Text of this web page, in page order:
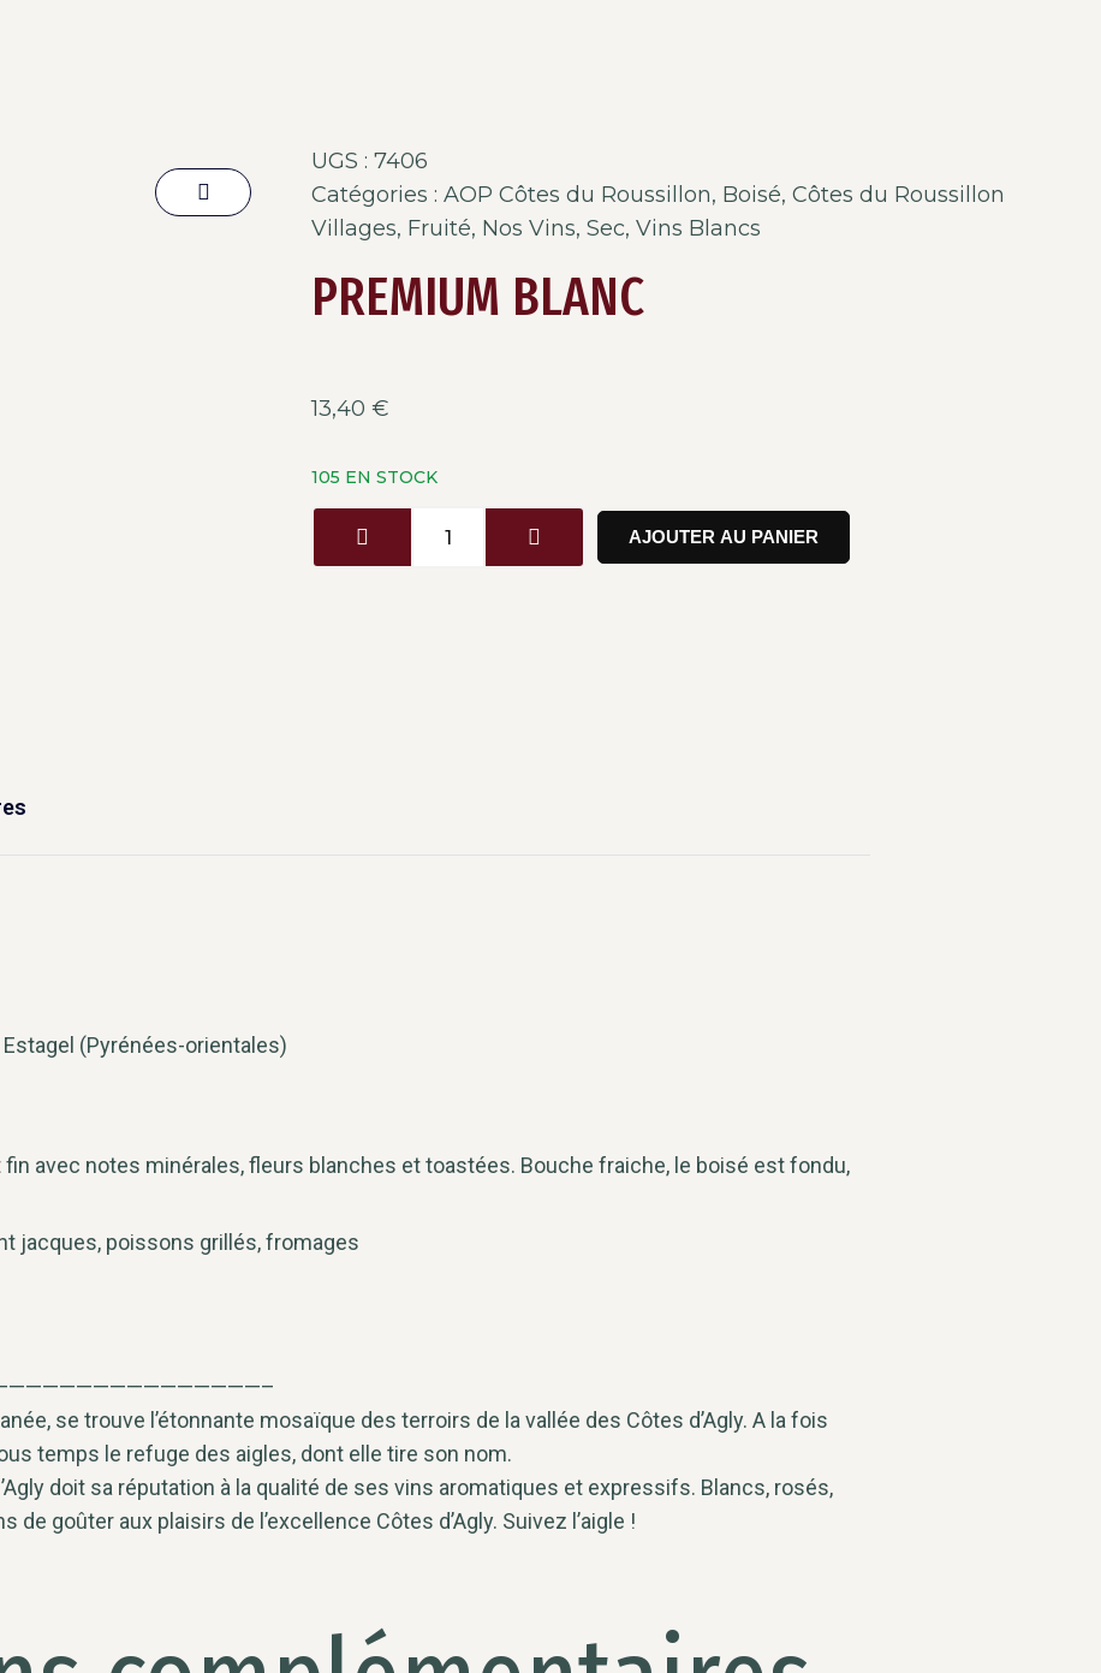
UGS : 7406
Catégories : AOP Côtes du Roussillon, Boisé, Côtes du Roussillon
Villages, Fruité, Nos Vins, Sec, Vins Blancs
PREMIUM BLANC
13,40 €
105 EN STOCK
AJOUTER AU PANIER
Estagel (Pyrénées-orientales)
avec notes minérales, fleurs blanches et toastées. Bouche fraiche, le boisé est fondu,
jacques, poissons grillés, fromages
se trouve l’étonnante mosaïque des terroirs de la vallée des Côtes d’Agly. A la fois
temps le refuge des aigles, dont elle tire son nom.
doit sa réputation à la qualité de ses vins aromatiques et expressifs. Blancs, rosés,
goûter aux plaisirs de l’excellence Côtes d’Agly. Suivez l’aigle !